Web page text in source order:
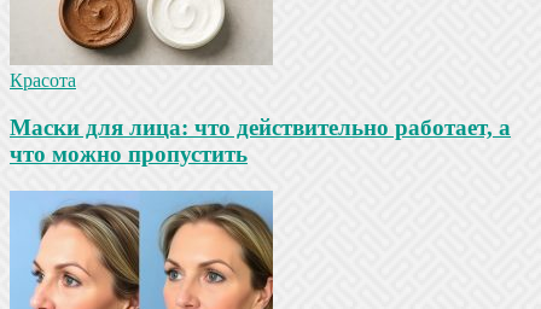
Красота
Маски для лица: что действительно работает, а
что можно пропустить